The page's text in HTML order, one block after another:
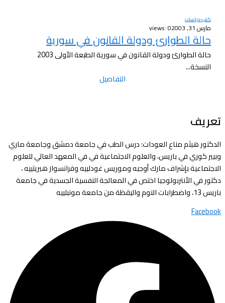
كتب-دراسات
مارس 31, 2003 views: 0
حالة الطوارئ ودولة القانون في سورية
حالة الطوارئ ودولة القانون في سورية الطبعة الأولى 2003
النسخة...
التفاصيل
تعريف
الدكتور هيثم مناع العودات: درس الطب في جامعة دمشق وجامعة ماري
وبيير كوري في باريس، والعلوم الاجتماعية في في المعهد العالي للعلوم
الاجتماعية بإشراف مارك أوجيه وموريس غودلييه وفرانسواز هيريتييه ،
دكتور في الأنتربولوجيا اختص في المعالجة النفسية الجسدية في جامعة
باريس 13، واضطرابات النوم واليقظة من جامعة مونبلييه
Facebook